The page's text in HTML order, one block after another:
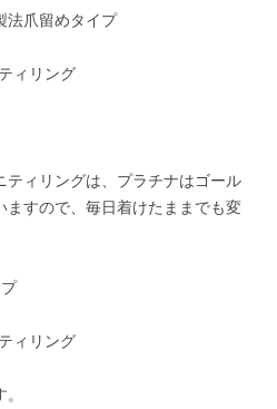
爪留めタイプ
ィリング
ィリングは、プラチナはゴール
ますので、毎日着けたままでも変
ィリング